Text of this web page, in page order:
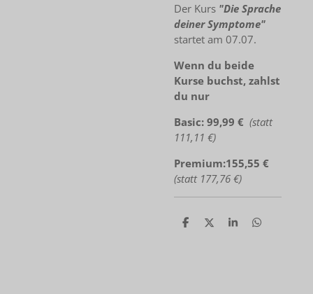
Der Kurs "Die Sprache
deiner Symptome"
startet am 07.07.
Wenn du beide
Kurse buchst, zahlst
du nur
Basic: 99,99 € (statt
111,11 €)
Premium:155,55 €
(statt 177,76 €)
T
T
T
T